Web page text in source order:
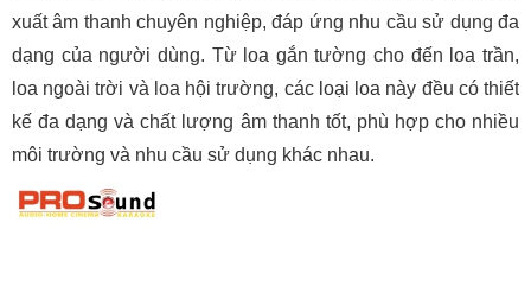
xuất âm thanh chuyên nghiệp, đáp ứng nhu cầu sử dụng đa
dạng của người dùng. Từ loa gắn tường cho đến loa trần,
loa ngoài trời và loa hội trường, các loại loa này đều có thiết
kế đa dạng và chất lượng âm thanh tốt, phù hợp cho nhiều
môi trường và nhu cầu sử dụng khác nhau.